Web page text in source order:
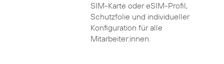
SIM-Karte oder eSIM-Profil,
Schutzfolie und individueller
Konfiguration für alle
Mitarbeiter:innen.